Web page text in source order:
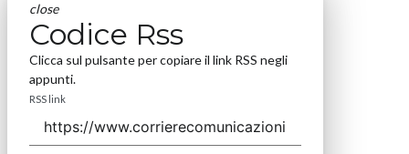
close
Codice Rss
Clicca sul pulsante per copiare il link RSS negli
appunti.
RSS link